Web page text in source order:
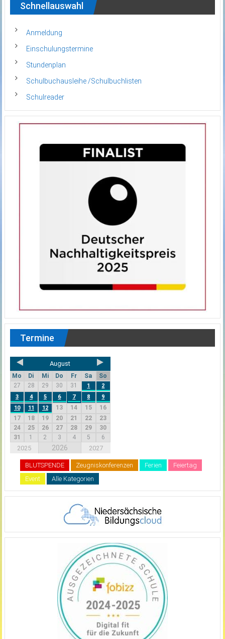
Schnellauswahl
Anmeldung
Einschulungstermine
Stundenplan
Schulbuchausleihe /Schulbuchlisten
Schulreader
Termine
August
Mo Di Mi Do Fr Sa
So
27
28 29 30 31 1
2
3
4 5 6 7 8
9
10
11 12 13 14 15
16
17
18 19 20 21 22
23
24
25 26 27 28 29
30
31
1 2 3 4 5 6
2025 2026 2027
BLUTSPENDE Zeugniskonferenzen Ferien
Feiertag
Event
Alle Kategorien